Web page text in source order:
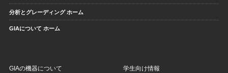
分析とグレーディング ホーム
GIAについて ホーム
GIAの機器について 学生向け情報